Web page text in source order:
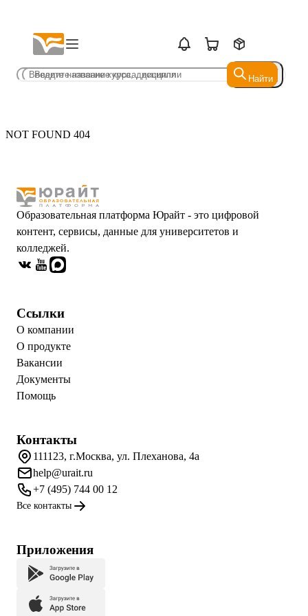
Найти
Найти
NOT FOUND 404
Образовательная платформа Юрайт - это цифровой
контент, сервисы, данные для университетов и
колледжей.
Ссылки
О компании
О продукте
Вакансии
Документы
Помощь
Контакты
111123, г.Москва, ул. Плеханова, 4а
help@urait.ru
+7 (495) 744 00 12
Все контакты
Приложения